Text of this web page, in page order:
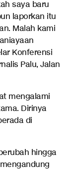
saya baru
laporkan itu
Malah kami
Konferensi
Palu, Jalan
mengalami
Dirinya
di
hingga